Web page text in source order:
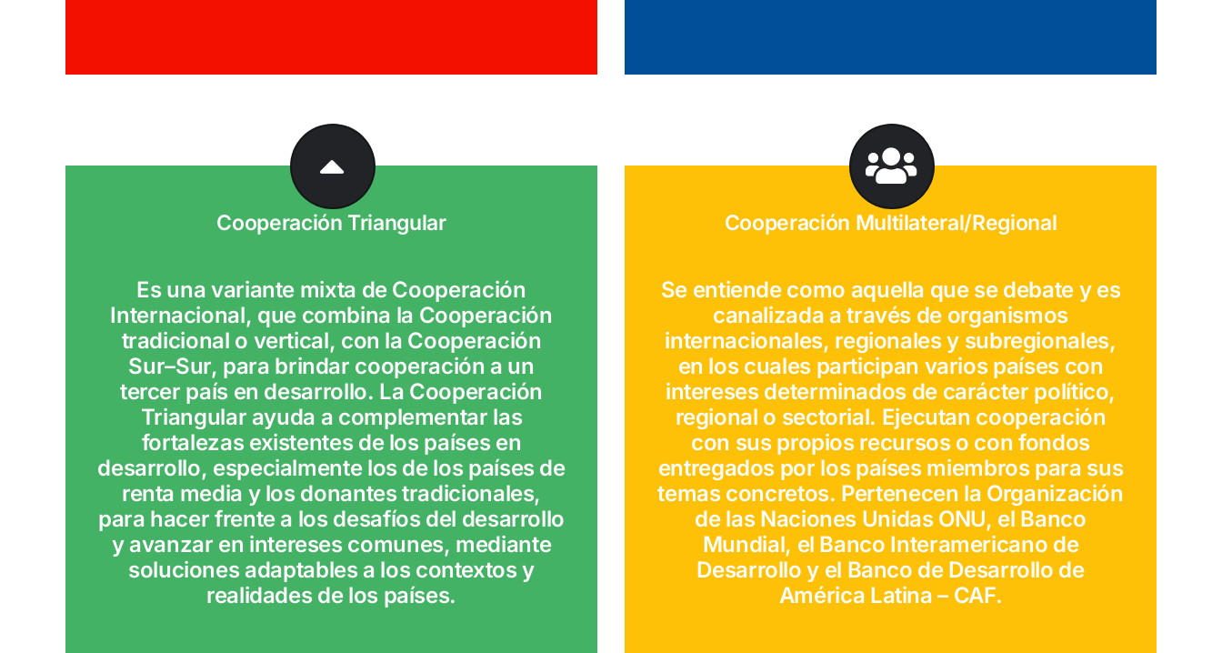
Cooperación Triangular
Es una variante mixta de Cooperación
Internacional, que combina la Cooperación
tradicional o vertical, con la Cooperación
Sur–Sur, para brindar cooperación a un
tercer país en desarrollo. La Cooperación
Triangular ayuda a complementar las
fortalezas existentes de los países en
desarrollo, especialmente los de los países de
renta media y los donantes tradicionales,
para hacer frente a los desafíos del desarrollo
y avanzar en intereses comunes, mediante
soluciones adaptables a los contextos y
realidades de los países.
Cooperación Multilateral/Regional
Se entiende como aquella que se debate y es
canalizada a través de organismos
internacionales, regionales y subregionales,
en los cuales participan varios países con
intereses determinados de carácter político,
regional o sectorial. Ejecutan cooperación
con sus propios recursos o con fondos
entregados por los países miembros para sus
temas concretos. Pertenecen la Organización
de las Naciones Unidas ONU, el Banco
Mundial, el Banco Interamericano de
Desarrollo y el Banco de Desarrollo de
América Latina – CAF.